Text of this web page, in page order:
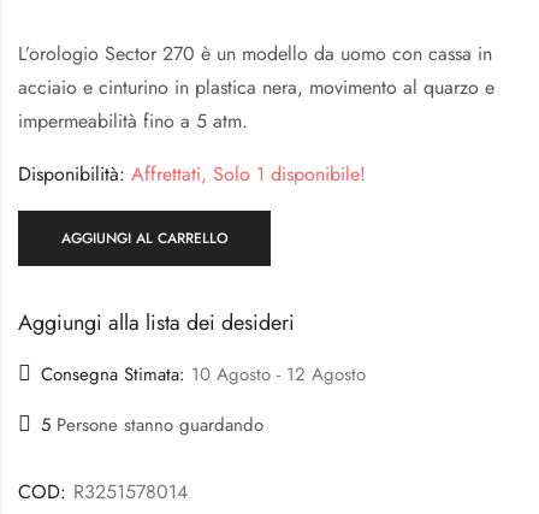
L’orologio Sector 270 è un modello da uomo con cassa in
acciaio e cinturino in plastica nera, movimento al quarzo e
impermeabilità fino a 5 atm.
Disponibilità: Affrettati, Solo 1 disponibile!
AGGIUNGI AL CARRELLO
Aggiungi alla lista dei desideri
Consegna Stimata: 10 Agosto - 12 Agosto
5 Persone stanno guardando
COD: R3251578014